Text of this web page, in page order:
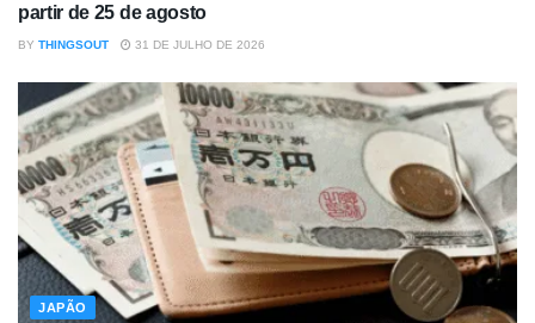
partir de 25 de agosto
BY THINGSOUT 31 DE JULHO DE 2026
JAPÃO